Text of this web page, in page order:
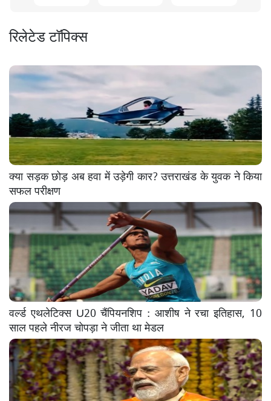
रिलेटेड टॉपिक्स
क्या सड़क छोड़ अब हवा में उड़ेगी कार? उत्तराखंड के युवक ने किया
सफल परीक्षण
वर्ल्ड एथलेटिक्स U20 चैंपियनशिप : आशीष ने रचा इतिहास, 10
साल पहले नीरज चोपड़ा ने जीता था मेडल